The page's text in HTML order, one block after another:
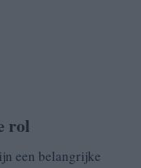
rol
een belangrijke